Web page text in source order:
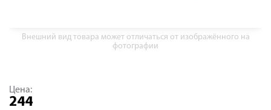
Внешний вид товара может отличаться от изображённого на
фотографии
Цена:
244